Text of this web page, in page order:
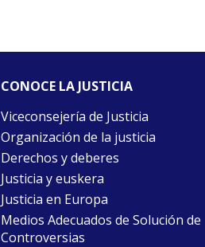
CONOCE LA JUSTICIA
Viceconsejería de Justicia
Organización de la justicia
Derechos y deberes
Justicia y euskera
Justicia en Europa
Medios Adecuados de Solución de
Controversias